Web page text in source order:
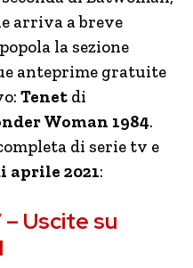
arriva a breve
la sezione
anteprime gratuite
Tenet di
Woman 1984.
di serie tv e
2021:
Uscite su